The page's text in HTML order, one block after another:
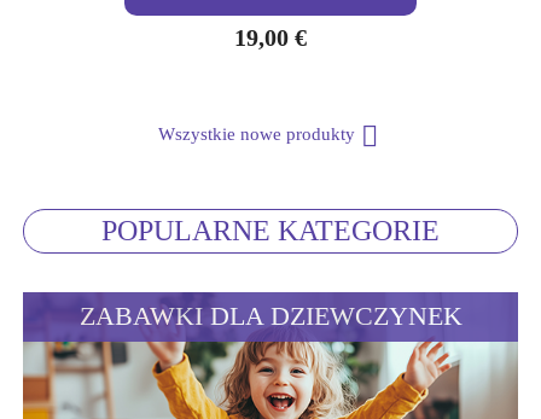
19,00 €
Wszystkie nowe produkty 
POPULARNE KATEGORIE
ZABAWKI DLA DZIEWCZYNEK